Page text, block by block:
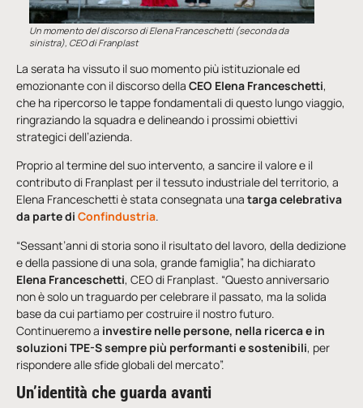
Un momento del discorso di Elena Franceschetti (seconda da
sinistra), CEO di Franplast
La serata ha vissuto il suo momento più istituzionale ed
emozionante con il discorso della CEO Elena Franceschetti,
che ha ripercorso le tappe fondamentali di questo lungo viaggio,
ringraziando la squadra e delineando i prossimi obiettivi
strategici dell’azienda.
Proprio al termine del suo intervento, a sancire il valore e il
contributo di Franplast per il tessuto industriale del territorio, a
Elena Franceschetti è stata consegnata una targa celebrativa
da parte di Confindustria.
“Sessant’anni di storia sono il risultato del lavoro, della dedizione
e della passione di una sola, grande famiglia”, ha dichiarato
Elena Franceschetti, CEO di Franplast. “Questo anniversario
non è solo un traguardo per celebrare il passato, ma la solida
base da cui partiamo per costruire il nostro futuro.
Continueremo a investire nelle persone, nella ricerca e in
soluzioni TPE-S sempre più performanti e sostenibili, per
rispondere alle sfide globali del mercato”.
Un’identità che guarda avanti